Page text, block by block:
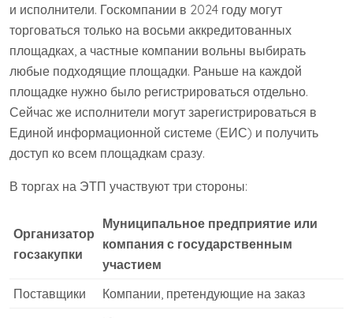
и исполнители. Госкомпании в 2024 году могут
торговаться только на восьми аккредитованных
площадках, а частные компании вольны выбирать
любые подходящие площадки. Раньше на каждой
площадке нужно было регистрироваться отдельно.
Сейчас же исполнители могут зарегистрироваться в
Единой информационной системе (ЕИС) и получить
доступ ко всем площадкам сразу.
В торгах на ЭТП участвуют три стороны:
Организатор
госзакупки
Муниципальное предприятие или
компания с государственным
участием
Поставщики
Компании, претендующие на заказ